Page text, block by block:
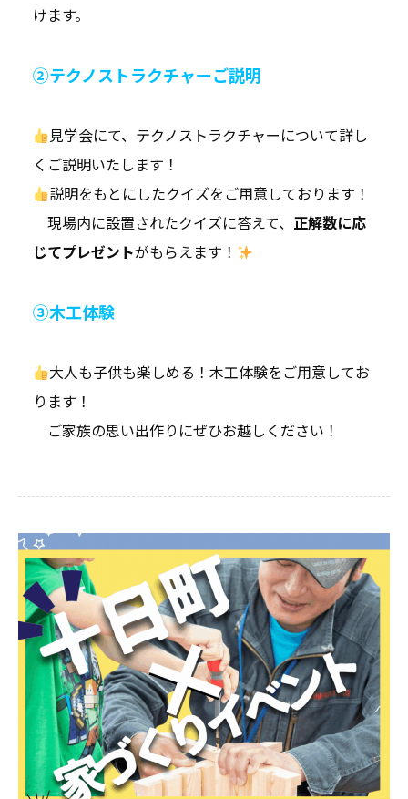
けます。
②テクノストラクチャーご説明
見学会にて、テクノストラクチャーについて詳し
くご説明いたします！
説明をもとにしたクイズをご用意しております！
現場内に設置されたクイズに答えて、 正解数に応
じてプレゼントがもらえます！
➂木工体験
大人も子供も楽しめる！木工体験をご用意してお
ります！
ご家族の思い出作りにぜひお越しください！